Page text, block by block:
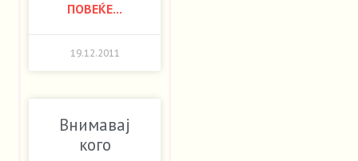
ПОВЕЌЕ...
19.12.2011
Внимавај
кого